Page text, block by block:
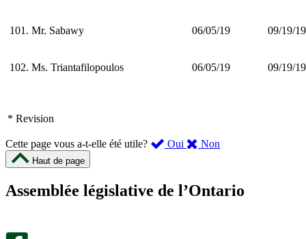
101. Mr. Sabawy 06/05/19 09/19/19
102. Ms. Triantafilopoulos 06/05/19 09/19/19
* Revision
Cette page vous a-t-elle été utile? Oui ,
été
Non
m’a
Haut de page
Assemblée législative de l’Ontario